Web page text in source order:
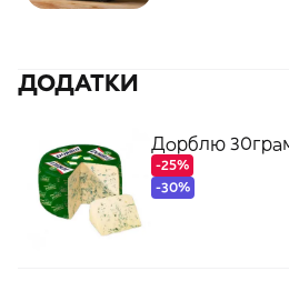
ДОДАТКИ
Дорблю
-25%
-30%